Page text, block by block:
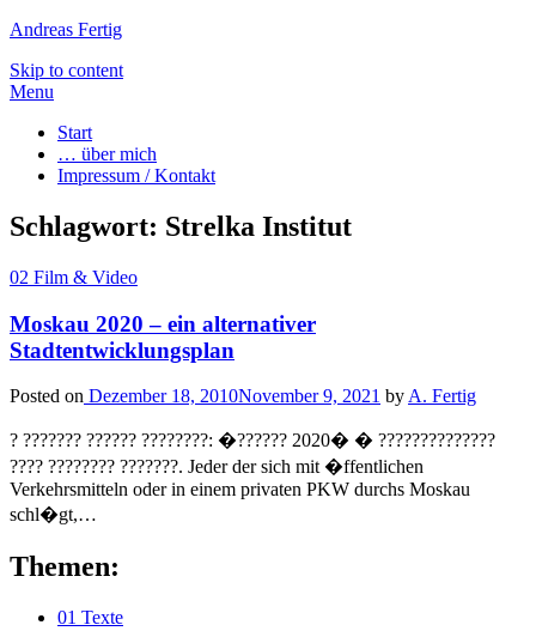
Andreas Fertig
Skip to content
Menu
Start
… über mich
Impressum / Kontakt
Schlagwort: Strelka Institut
02 Film & Video
Moskau 2020 – ein alternativer
Stadtentwicklungsplan
Posted on Dezember 18, 2010November 9, 2021 by A. Fertig
? ??????? ?????? ????????: �?????? 2020� � ??????????????
???? ???????? ???????. Jeder der sich mit �ffentlichen
Verkehrsmitteln oder in einem privaten PKW durchs Moskau
schl�gt,…
Themen:
01 Texte